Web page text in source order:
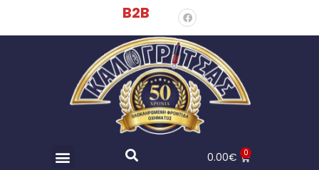
B2B
0.00€ 0